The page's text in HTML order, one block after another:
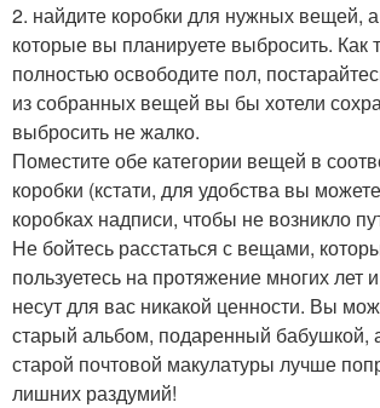
2. найдите коробки для нужных вещей,
которые вы планируете выбросить. Как
полностью освободите пол,
из собранных вещей вы бы хотели
выбросить не жалко.
Поместите обе категории вещей в
коробки (кстати, для удобства вы
коробках надписи, чтобы не возникло
Не бойтесь расстаться с вещами,
пользуетесь на протяжение многих лет
несут для вас никакой ценности. Вы
старый альбом, подаренный бабушкой,
старой почтовой макулатуры лучше
лишних раздумий!